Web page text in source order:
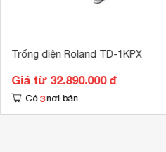
Trống điện Roland TD-1KPX
Giá từ 32.890.000 đ
Có 3 nơi bán